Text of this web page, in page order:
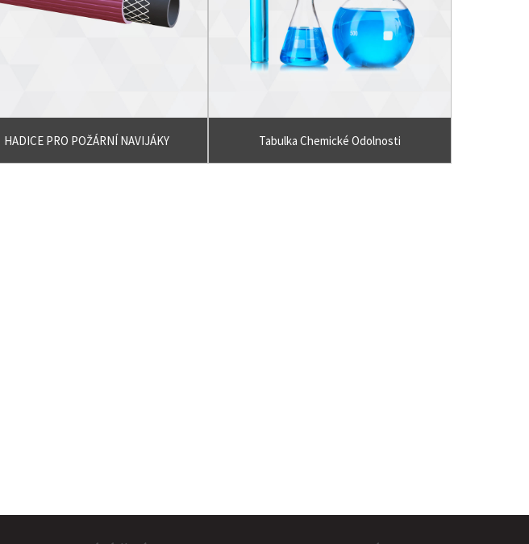
HADICE PRO POŽÁRNÍ NAVIJÁKY Tabulka Chemické Odolnosti